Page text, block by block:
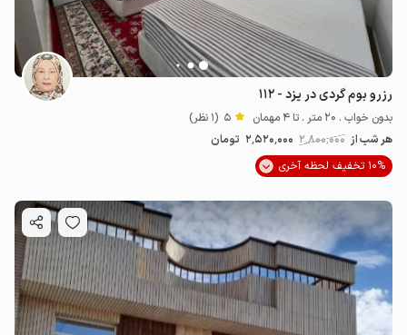
رزرو بوم گردی در یزد - ۱۱۲
بدون خواب . 20 متر . تا 4 مهمان 5 (1 نظر)
هر شب از 2٬800٬000 2٬520٬000 تومان
10% تخفیف لحظه آخری